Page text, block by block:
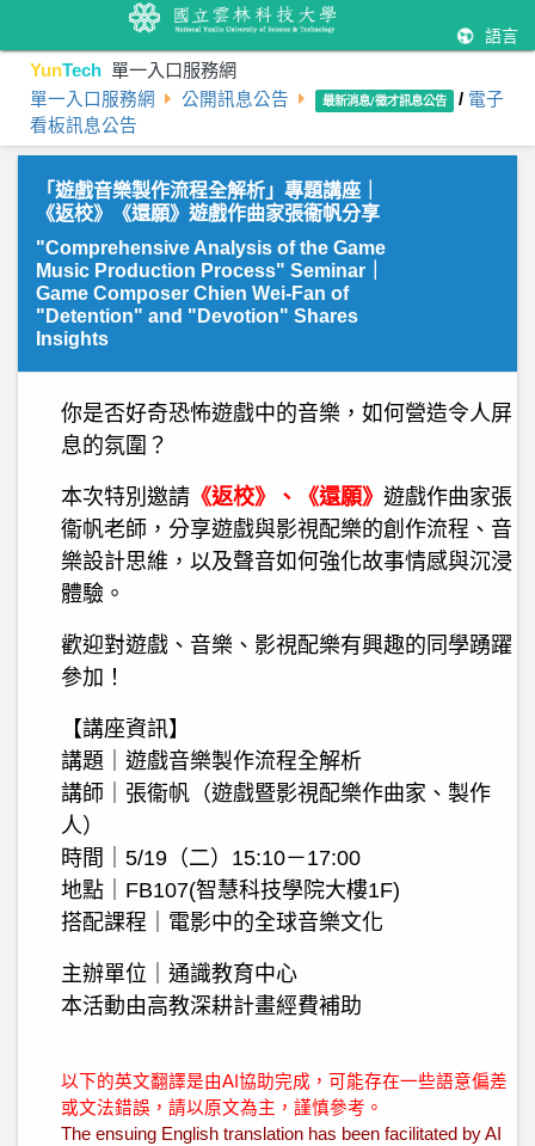
語言
YunTech 單一入口服務網
單一入口服務網 公開訊息公告 最新消息/徵才訊息公告 / 電子
看板訊息公告
「遊戲音樂製作流程全解析」專題講座｜
《返校》《還願》遊戲作曲家張衞帆分享
"Comprehensive Analysis of the Game
Music Production Process" Seminar｜
Game Composer Chien Wei-Fan of
"Detention" and "Devotion" Shares
Insights
你是否好奇恐怖遊戲中的音樂，如何營造令人屏
息的氛圍？
本次特別邀請 《返校》、《還願》 遊戲作曲家張
衞帆老師，分享遊戲與影視配樂的創作流程、音
樂設計思維，以及聲音如何強化故事情感與沉浸
體驗。
歡迎對遊戲、音樂、影視配樂有興趣的同學踴躍
參加！
【講座資訊】
講題｜遊戲音樂製作流程全解析
講師｜張衞帆（遊戲暨影視配樂作曲家、製作
人）
時間｜5/19（二）15:10－17:00
地點｜FB107(智慧科技學院大樓1F)
搭配課程｜電影中的全球音樂文化
主辦單位｜通識教育中心
本活動由高教深耕計畫經費補助
以下的英文翻譯是由AI協助完成，可能存在一些語意偏差
或文法錯誤，請以原文為主，謹慎參考。
The ensuing English translation has been facilitated by AI